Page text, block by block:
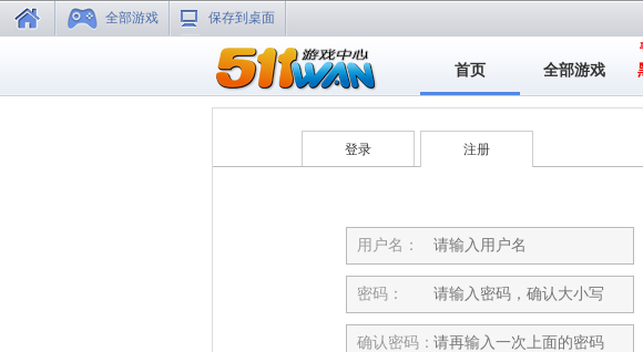
全部游戏 保存到桌面
首页 全部游戏
登录 注册
用户名：
密码：
确认密码：